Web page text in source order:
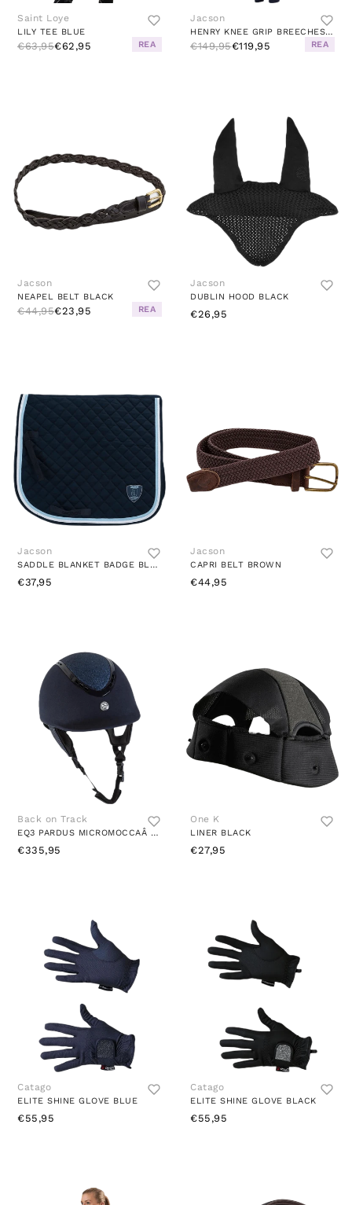
Saint Loye
LILY TEE BLUE
€63,95€62,95 REA
Jacson
HENRY KNEE GRIP BREECHES BLUE
€149,95€119,95 REA
Jacson
NEAPEL BELT BLACK
€44,95€23,95 REA
Jacson
DUBLIN HOOD BLACK
€26,95
Jacson
SADDLE BLANKET BADGE BLUE
€37,95
Jacson
CAPRI BELT BROWN
€44,95
Back on Track
EQ3 PARDUS MICROMOCCAÂ MIPS BLUE
€335,95
One K
LINER BLACK
€27,95
Catago
ELITE SHINE GLOVE BLUE
€55,95
Catago
ELITE SHINE GLOVE BLACK
€55,95